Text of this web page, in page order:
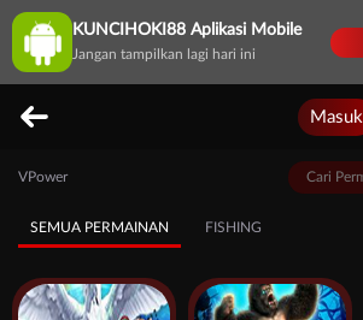
KUNCIHOKI88 Aplikasi Mobile
Jangan tampilkan lagi hari ini
Masuk
VPower
SEMUA PERMAINAN FISHING